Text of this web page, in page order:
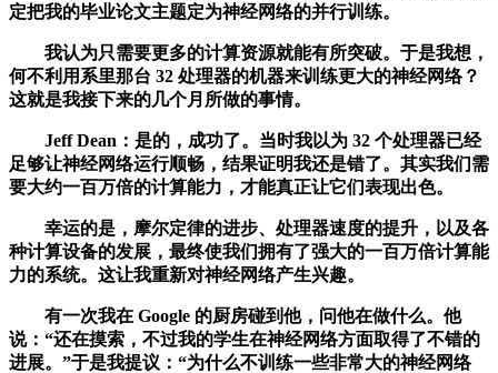
定把我的毕业论文主题定为神经网络的并行训练。
我认为只需要更多的计算资源就能有所突破。于是我想，
何不利用系里那台 32 处理器的机器来训练更大的神经网络？
这就是我接下来的几个月所做的事情。
Jeff Dean：是的，成功了。当时我以为 32 个处理器已经
足够让神经网络运行顺畅，结果证明我还是错了。其实我们需
要大约一百万倍的计算能力，才能真正让它们表现出色。
幸运的是，摩尔定律的进步、处理器速度的提升，以及各
种计算设备的发展，最终使我们拥有了强大的一百万倍计算能
力的系统。这让我重新对神经网络产生兴趣。
有一次我在 Google 的厨房碰到他，问他在做什么。他
说：“还在摸索，不过我的学生在神经网络方面取得了不错的
进展。”于是我提议：“为什么不训练一些非常大的神经网络